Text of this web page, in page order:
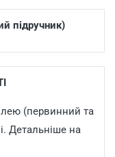
підручник)
(первинний та
Детальніше на